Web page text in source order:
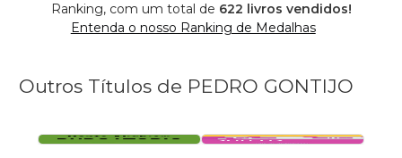
Ranking, com um total de 622 livros vendidos!
Entenda o nosso Ranking de Medalhas
Outros Títulos de PEDRO GONTIJO